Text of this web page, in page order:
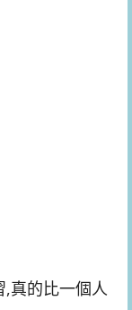
真的比一個人